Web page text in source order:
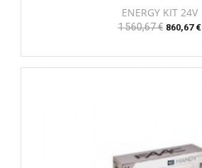
ENERGY KIT 24V
Prix
1 560,67 € Prix
860,67 €